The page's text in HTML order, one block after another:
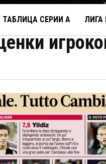
ТАБЛИЦА СЕРИИ А